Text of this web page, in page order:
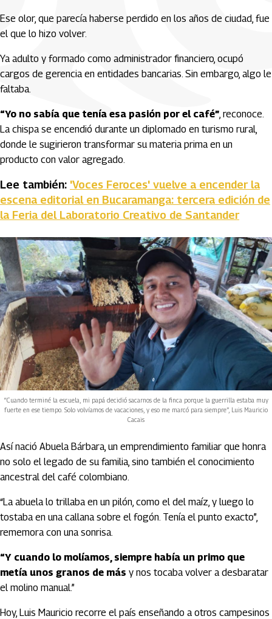
Ese olor, que parecía haberse perdido en los años de ciudad, fue
el que lo hizo volver.
Ya adulto y formado como administrador financiero, ocupó
cargos de gerencia en entidades bancarias. Sin embargo, algo le
faltaba.
“Yo no sabía que tenía esa pasión por el café”, reconoce.
La chispa se encendió durante un diplomado en turismo rural,
donde le sugirieron transformar su materia prima en un
producto con valor agregado.
Lee también: 'Voces Feroces' vuelve a encender la
escena editorial en Bucaramanga: tercera edición de
la Feria del Laboratorio Creativo de Santander
“Cuando terminé la escuela, mi papá decidió sacarnos de la finca porque la guerrilla estaba muy
fuerte en ese tiempo. Solo volvíamos de vacaciones, y eso me marcó para siempre”, Luis Mauricio
Cacais
Así nació Abuela Bárbara, un emprendimiento familiar que honra
no solo el legado de su familia, sino también el conocimiento
ancestral del café colombiano.
“La abuela lo trillaba en un pilón, como el del maíz, y luego lo
tostaba en una callana sobre el fogón. Tenía el punto exacto”,
rememora con una sonrisa.
“Y cuando lo molíamos, siempre había un primo que
metía unos granos de más y nos tocaba volver a desbaratar
el molino manual.”
Hoy, Luis Mauricio recorre el país enseñando a otros campesinos